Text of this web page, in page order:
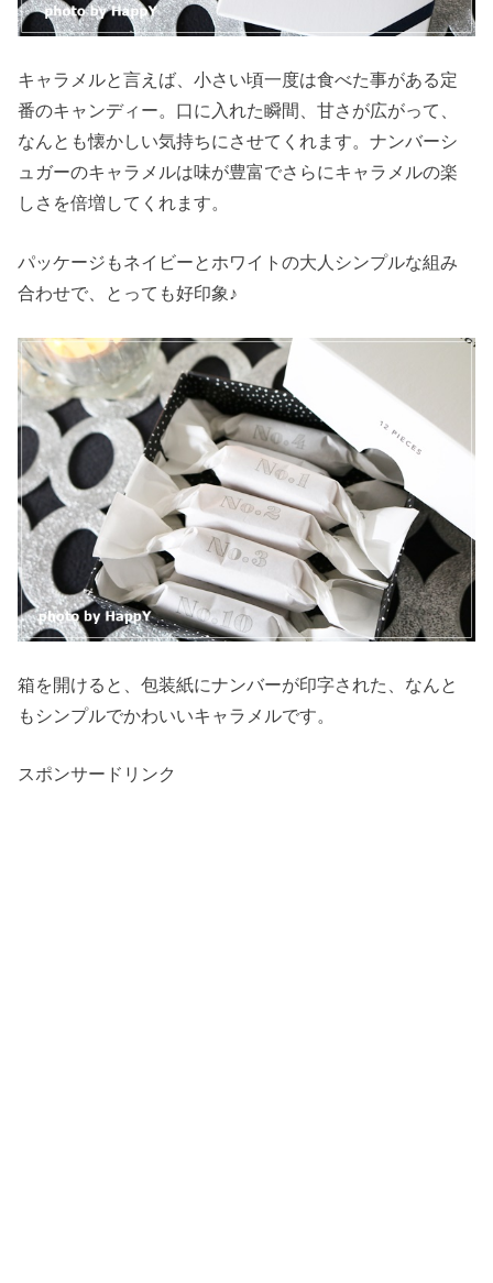
キャラメルと言えば、小さい頃一度は食べた事がある定
番のキャンディー。口に入れた瞬間、甘さが広がって、
なんとも懐かしい気持ちにさせてくれます。ナンバーシ
ュガーのキャラメルは味が豊富でさらにキャラメルの楽
しさを倍増してくれます。
パッケージもネイビーとホワイトの大人シンプルな組み
合わせで、とっても好印象♪
箱を開けると、包装紙にナンバーが印字された、なんと
もシンプルでかわいいキャラメルです。
スポンサードリンク